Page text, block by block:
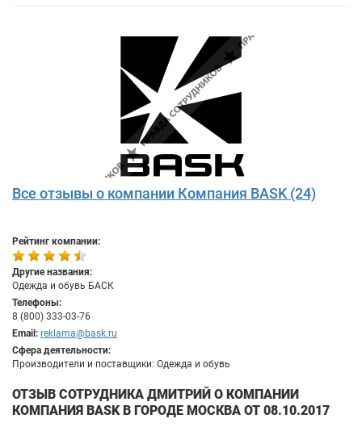
Все отзывы о компании Компания BASK (24)
Рейтинг компании:
Другие названия:
Одежда и обувь БАСК
Телефоны:
8 (800) 333-03-76
Email: reklama@bask.ru
Сфера деятельности:
Производители и поставщики: Одежда и обувь
ОТЗЫВ СОТРУДНИКА ДМИТРИЙ О КОМПАНИИ
КОМПАНИЯ BASK В ГОРОДЕ МОСКВА ОТ 08.10.2017